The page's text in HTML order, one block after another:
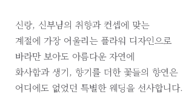
신랑, 신부님의 취향과 컨셉에 맞는
계절에 가장 어울리는 플라워 디자인으로
바라만 보아도 아름다운 자연에
화사함과 생기, 향기를 더한 꽃들의 향연은
어디에도 없었던 특별한 웨딩을 선사합니다.